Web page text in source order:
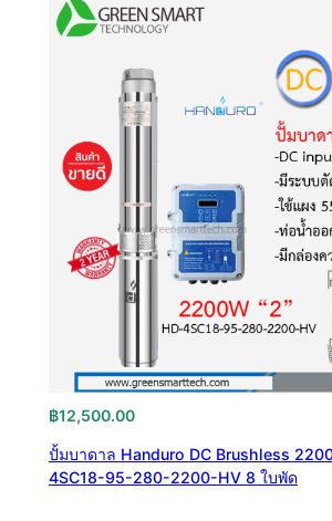
฿12,500.00
ปั้มบาดาล Handuro DC Brushless
4SC18-95-280-2200-HV 8 ใบพัด